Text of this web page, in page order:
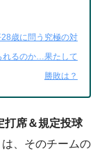
歳に問う究極の対
れるのか…果たして
勝敗は？
打席＆規定投球
、そのチームの